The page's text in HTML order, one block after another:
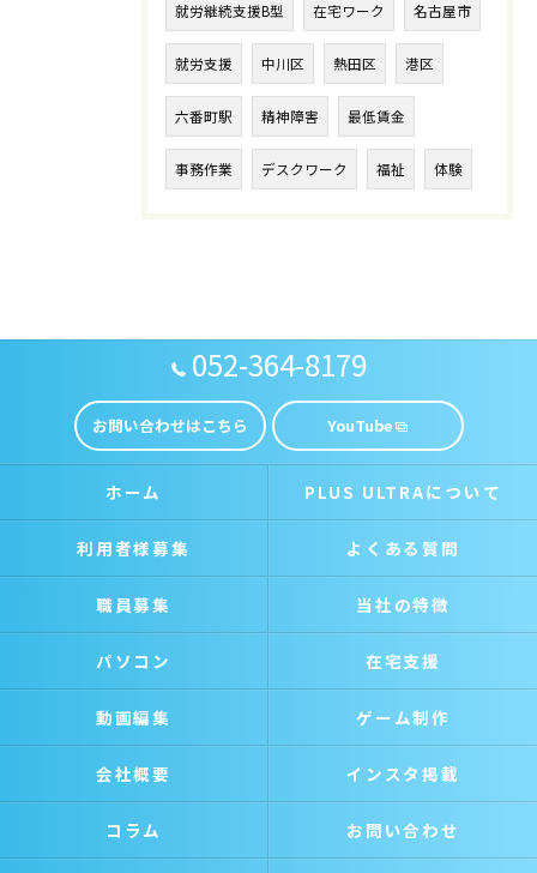
就労継続支援B型 在宅ワーク 名古屋市
就労支援 中川区 熱田区 港区
六番町駅 精神障害 最低賃金
事務作業 デスクワーク 福祉 体験
052-364-8179
お問い合わせはこちら YouTube
ホーム PLUS ULTRAについて
利用者様募集 よくある質問
職員募集 当社の特徴
パソコン 在宅支援
動画編集 ゲーム制作
会社概要 インスタ掲載
コラム お問い合わせ